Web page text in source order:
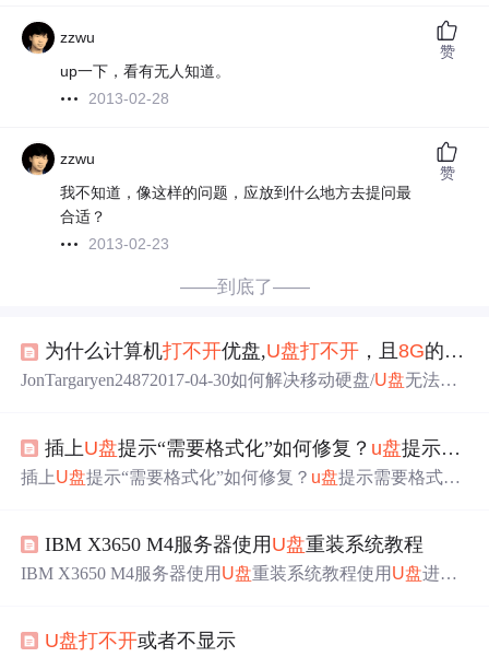
zzwu
up一下，看有无人知道。
2013-02-28
赞
zzwu
我不知道，像这样的问题，应放到什么地方去提问最
合适？
2013-02-23
赞
——到底了——
为什么计算机打不开优盘,U盘打不开 ，且8G的U盘
JonTargaryen24872017-04-30如何解决移动硬盘/U盘无法打
打开之后就只有一个快捷方式code_AC122812016-11-20联
想 8G 移动U盘量产工具shaotingqiang2122011-12-13无法打
插上U盘提示“需要格式化”如何修复？ u盘提示需要格式化，
​插上U盘提示“需要格式化”如何修复？ u盘提示需要格式
方下载地址：DiskGenius – 正式版下载|免费下载 保持受损
U盘插入状态，DiskGenius解包后点击后缀为.exe的文件即
IBM X3650 M4服务器使用 U盘重装系统教程
IBM X3650 M4服务器使用 U盘重装系统教程使用 U盘进入P
要用到的系统镜像和阵列卡驱动复制到
U盘打不开或者不显示